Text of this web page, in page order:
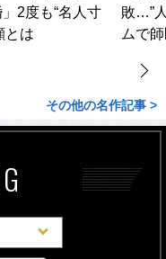
2度も“名人寸
とは
敗…”
ムで
その他の名作記事 >